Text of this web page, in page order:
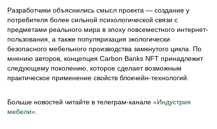
Разработчики объяснились смысл проекта — создание у
потребителя более сильной психологической связи с
предметами реального мира в эпоху повсеместного интернет-
пользования, а также популяризация экологически
безопасного мебельного производства замкнутого цикла. По
мнению авторов, концепция Carbon Banks NFT принадлежит
следующему поколению, которое сделает возможным
практическое применение свойств блокчейн-технологий.
Больше новостей читайте в телеграм-канале «Индустрия
мебели».